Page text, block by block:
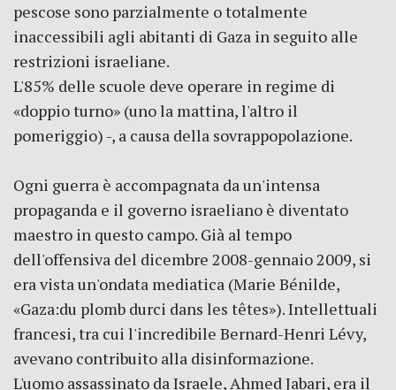
pescose sono parzialmente o totalmente
inaccessibili agli abitanti di Gaza in seguito alle
restrizioni israeliane.
L'85% delle scuole deve operare in regime di
«doppio turno» (uno la mattina, l'altro il
pomeriggio) -, a causa della sovrappopolazione.
Ogni guerra è accompagnata da un'intensa
propaganda e il governo israeliano è diventato
maestro in questo campo. Già al tempo
dell'offensiva del dicembre 2008-gennaio 2009, si
era vista un'ondata mediatica (Marie Bénilde,
«Gaza:du plomb durci dans les têtes»). Intellettuali
francesi, tra cui l'incredibile Bernard-Henri Lévy,
avevano contribuito alla disinformazione.
L'uomo assassinato da Israele, Ahmed Jabari, era il